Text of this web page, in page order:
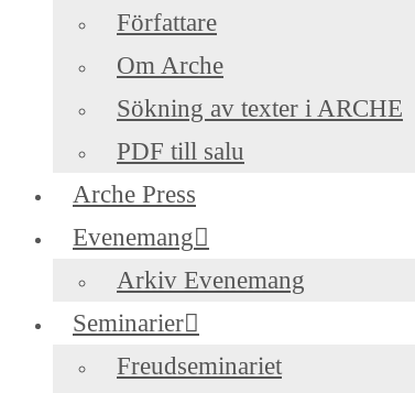
Författare
Om Arche
Sökning av texter i ARCHE
PDF till salu
Arche Press
Evenemang
Arkiv Evenemang
Seminarier
Freudseminariet